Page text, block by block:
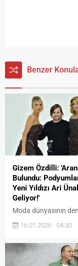
Benzer
Gizem Özdilli:
Bulundu:
Yeni Yıldızı Ari Ünal
Geliyor!'
Moda dünyasının
Gizem Özdilli,
dikkat çekerek
Moda organizatörü
16.01.2026 - 04:30